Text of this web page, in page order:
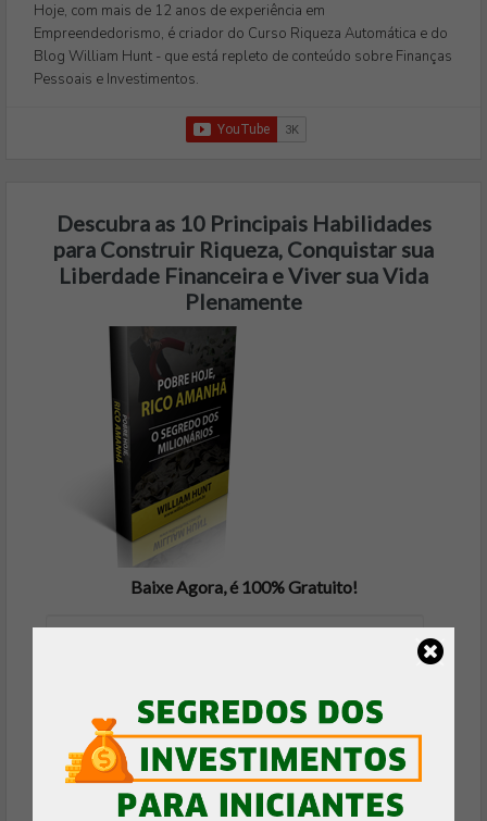
Hoje, com mais de 12 anos de experiência em
Empreendedorismo, é criador do Curso Riqueza Automática e do
Blog William Hunt - que está repleto de conteúdo sobre Finanças
Pessoais e Investimentos.
Descubra as 10 Principais Habilidades
para Construir Riqueza, Conquistar sua
Liberdade Financeira e Viver sua Vida
Plenamente
Baixe Agora, é 100% Gratuito!
FAZER DOWNLOAD GRÁTIS